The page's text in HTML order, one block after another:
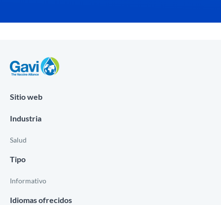
Sitio web
Industria
Salud
Tipo
Informativo
Idiomas ofrecidos